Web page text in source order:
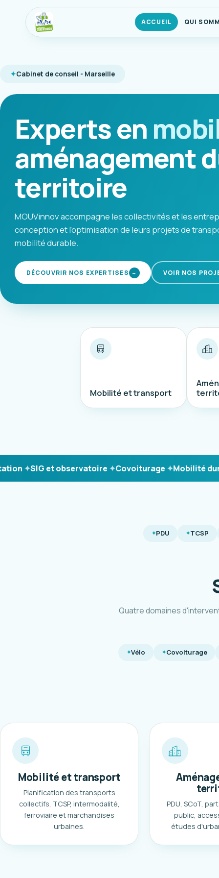
ACCUEIL QUI
Cabinet de conseil - Marseille
Experts en
aménagement
territoire
MOUVinnov accompagne les collectivités et les
conception et l'optimisation de leurs projets de
mobilité durable.
DÉCOUVRIR NOS EXPERTISES → VOIR NOS
Mobilité et transport
SIG et observatoire Covoiturage Mobilité durable
PDU TCSP
Quatre domaines
Vélo Covoiturage
Mobilité et transport
Planification des transports
collectifs, TCSP, intermodalité,
ferroviaire et marchandises
urbaines.
PDU, SCoT,
public,
études